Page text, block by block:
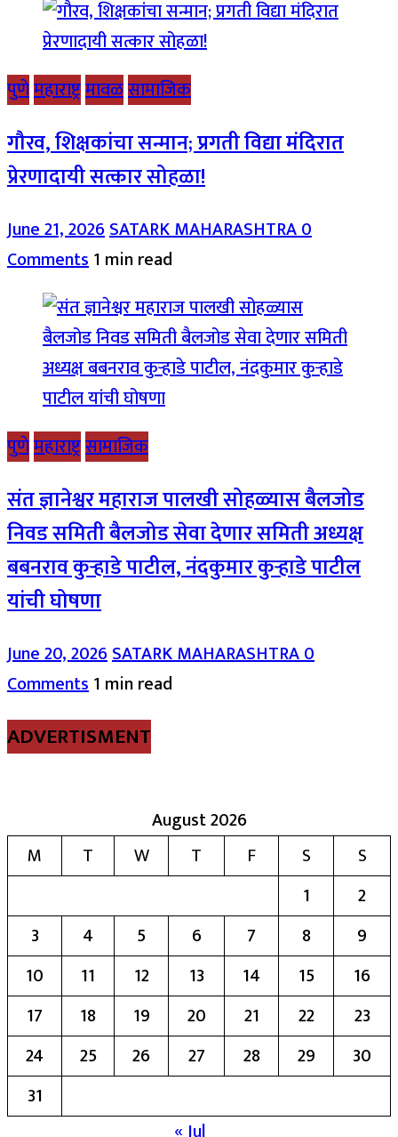
पुणेमहाराष्ट्रमावळसामाजिक
गौरव, शिक्षकांचा सन्मान; प्रगती विद्या मंदिरात
प्रेरणादायी सत्कार सोहळा!
June 21, 2026SATARK MAHARASHTRA0
Comments1 min read
पुणेमहाराष्ट्रसामाजिक
संत ज्ञानेश्वर महाराज पालखी सोहळ्यास बैलजोड
निवड समिती बैलजोड सेवा देणार समिती अध्यक्ष
बबनराव कुऱ्हाडे पाटील, नंदकुमार कुऱ्हाडे पाटील
यांची घोषणा
June 20, 2026SATARK MAHARASHTRA0
Comments1 min read
ADVERTISMENT
August 2026
M
T W T F S
S
1
2
3
4 5 6 7 8
9
10
11 12 13 14 15
16
17
18 19 20 21 22
23
24
25 26 27 28 29
30
31